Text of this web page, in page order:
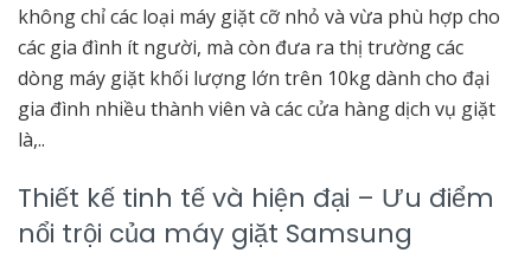
không chỉ các loại máy giặt cỡ nhỏ và vừa phù hợp cho
các gia đình ít người, mà còn đưa ra thị trường các
dòng máy giặt khối lượng lớn trên 10kg dành cho đại
gia đình nhiều thành viên và các cửa hàng dịch vụ giặt
là,..
Thiết kế tinh tế và hiện đại – Ưu điểm
nổi trội của máy giặt Samsung